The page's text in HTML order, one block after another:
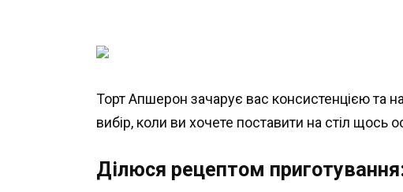
Торт Апшерон зачарує вас консистенцією та
вибір, коли ви хочете поставити на стіл щось
Ділюся рецептом